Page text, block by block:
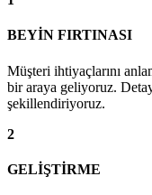
BEYİN FIRTINASI
Müşteri ihtiyaçlarını
bir araya geliyoruz.
şekillendiriyoruz.
2
GELİŞTİRME